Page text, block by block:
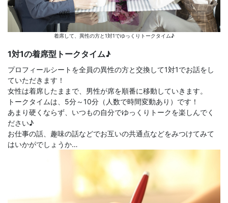
着席して、異性の方と1対1でゆっくりトークタイム♪
1対1の着席型トークタイム♪
プロフィールシートを全員の異性の方と交換して1対1でお話をし
ていただきます！
女性は着席したままで、男性が席を順番に移動していきます。
トークタイムは、5分～10分（人数で時間変動あり）です！
あまり硬くならず、いつもの自分でゆっくりトークを楽しんでく
ださい♪
お仕事の話、趣味の話などでお互いの共通点などをみつけてみて
はいかがでしょうか…